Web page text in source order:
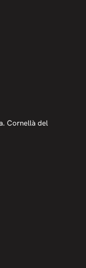
Cornellà del